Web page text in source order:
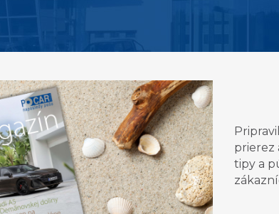
prierez
tipy a